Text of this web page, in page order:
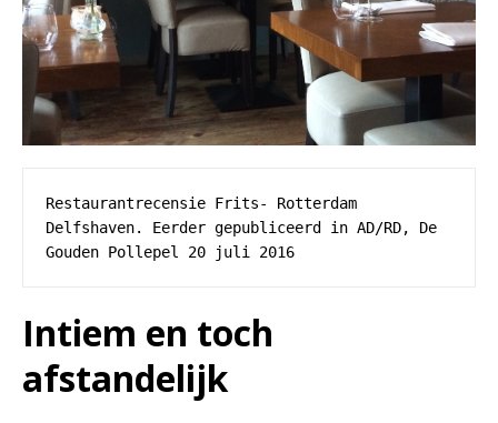
Restaurantrecensie Frits- Rotterdam
Delfshaven. Eerder gepubliceerd in AD/RD, De
Gouden Pollepel 20 juli 2016
Intiem en toch
afstandelijk